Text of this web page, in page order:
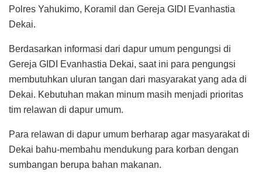
Polres Yahukimo, Koramil dan Gereja GIDI Evanhastia
Dekai.
Berdasarkan informasi dari dapur umum pengungsi di
Gereja GIDI Evanhastia Dekai, saat ini para pengungsi
membutuhkan uluran tangan dari masyarakat yang ada di
Dekai. Kebutuhan makan minum masih menjadi prioritas
tim relawan di dapur umum.
Para relawan di dapur umum berharap agar masyarakat di
Dekai bahu-membahu mendukung para korban dengan
sumbangan berupa bahan makanan.